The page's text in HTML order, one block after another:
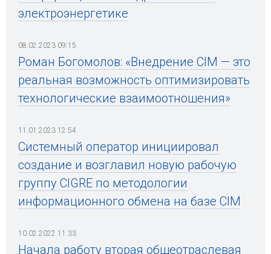
электроэнергетике
08.02.2023 09:15
Роман Богомолов: «Внедрение CIM — это
реальная возможность оптимизировать
технологические взаимоотношения»
11.01.2023 12:54
Системный оператор инициировал
создание и возглавил новую рабочую
группу CIGRE по методологии
информационного обмена на базе CIM
10.02.2022 11:33
Начала работу вторая общеотраслевая